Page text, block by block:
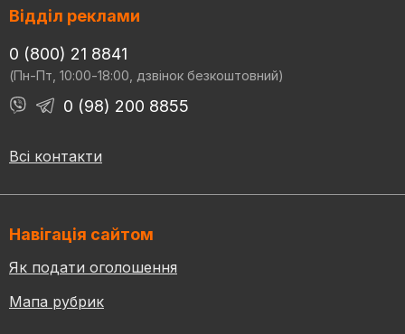
Відділ реклами
0 (800) 21 8841
(Пн-Пт, 10:00-18:00, дзвінок безкоштовний)
0 (98) 200 8855
Всі контакти
Навігація сайтом
Як подати оголошення
Мапа рубрик